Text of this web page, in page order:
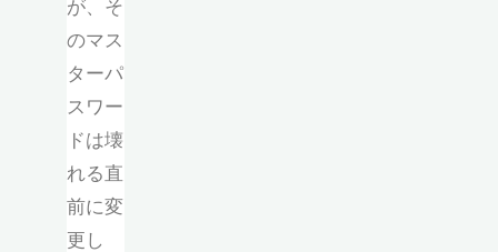
が、そ
のマス
ターパ
スワー
ドは壊
れる直
前に変
更し